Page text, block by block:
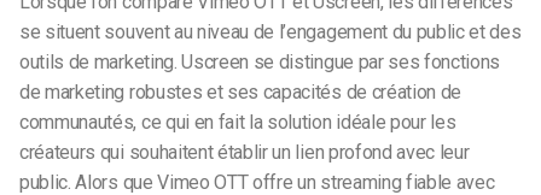
se situent souvent au niveau de l’engagement du public et des
outils de marketing. Uscreen se distingue par ses fonctions
de marketing robustes et ses capacités de création de
communautés, ce qui en fait la solution idéale pour les
créateurs qui souhaitent établir un lien profond avec leur
public. Alors que Vimeo OTT offre un streaming fiable avec